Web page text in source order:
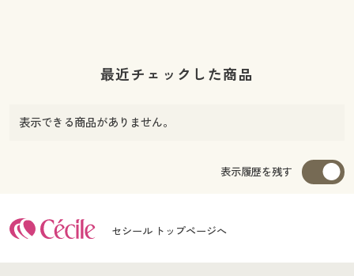
最近チェックした商品
表示できる商品がありません。
表示履歴を残す
セシール トップページへ